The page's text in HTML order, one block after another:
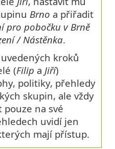
Brno a přiřadit
pro pobočku v Brně
/ Nástěnka.
kroků
(Filip a Jiří)
politiky, přehledy
skupin, ale vždy
na své
uvidí jen
mají přístup.